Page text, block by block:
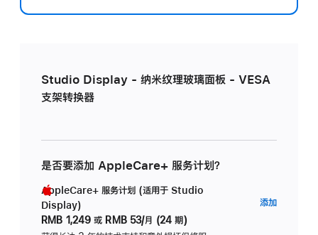
Studio Display - 纳米纹理玻璃面板 - VESA
支架转换器
是否要添加 AppleCare+ 服务计划？
AppleCare+ 服务计划 (适用于 Studio
Display)
RMB 1,249 或 RMB 53/月 (24 期)
添加